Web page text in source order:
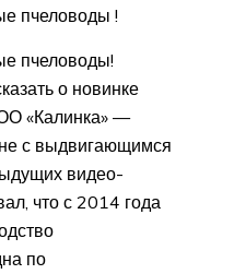
пчеловоды !
пчеловоды!
о новинке
«Калинка» —
с выдвигающимся
видео-
что с 2014 года
по